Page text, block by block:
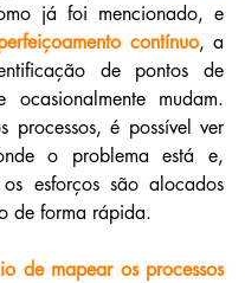
já foi mencionado, e
contínuo, a
de pontos de
ocasionalmente mudam.
processos, é possível ver
o problema está e,
esforços são alocados
de forma rápida.
de mapear os processos